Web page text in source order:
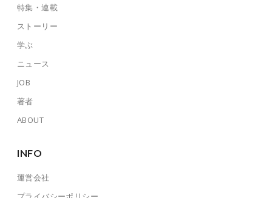
特集・連載
ストーリー
学ぶ
ニュース
JOB
著者
ABOUT
INFO
運営会社